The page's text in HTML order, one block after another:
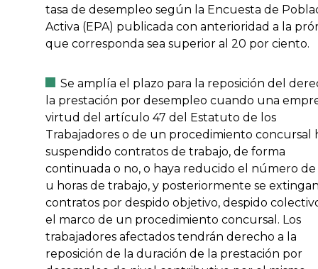
tasa de desempleo según la Encuesta de
Activa (EPA) publicada con anterioridad a la
que corresponda sea superior al 20 por ciento.
Se amplía el plazo para la reposición del
la prestación por desempleo cuando una
virtud del artículo 47 del Estatuto de los
Trabajadores o de un procedimiento concursal
suspendido contratos de trabajo, de forma
continuada o no, o haya reducido el número de
u horas de trabajo, y posteriormente se
contratos por despido objetivo, despido
el marco de un procedimiento concursal. Los
trabajadores afectados tendrán derecho a la
reposición de la duración de la prestación por